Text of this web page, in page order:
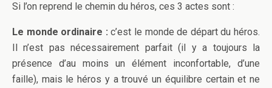
Si l’on reprend le chemin du héros, ces 3 actes sont :
Le monde ordinaire :c’est le monde de départ du héros.
Il n’est pas nécessairement parfait (il y a toujours la
présence d’au moins un élément inconfortable, d’une
faille), mais le héros y a trouvé un équilibre certain et ne